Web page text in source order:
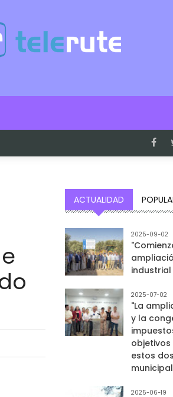
ACTUALIDAD
2025-09-02
industrial
2025-07-02
"La
y la
estos
2025-06-19